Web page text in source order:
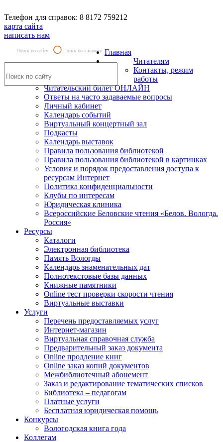
Телефон для справок: 8 8172 759212
карта сайта
написать нам
Поиск по сайту Поиск по каталогу Главная
Читателям
Контакты, режим
работы
Читательский билет ОНЛАЙН
Ответы на часто задаваемые вопросы
Личный кабинет
Календарь событий
Виртуальный концертный зал
Подкасты
Календарь выставок
Правила пользования библиотекой
Правила пользования библиотекой в картинках
Условия и порядок предоставления доступа к
ресурсам Интернет
Политика конфиденциальности
Клубы по интересам
Юридическая клиника
Всероссийские Беловские чтения «Белов. Вологда.
Россия»
Ресурсы
Каталоги
Электронная библиотека
Память Вологды
Календарь знаменательных дат
Полнотекстовые базы данных
Книжные памятники
Online тест проверки скорости чтения
Виртуальные выставки
Услуги
Перечень предоставляемых услуг
Интернет-магазин
Виртуальная справочная служба
Предварительный заказ документа
Online продление книг
Online заказ копий документов
Межбиблиотечный абонемент
Заказ и редактирование тематических списков
Библиотека – педагогам
Платные услуги
Бесплатная юридическая помощь
Конкурсы
Вологодская книга года
Коллегам